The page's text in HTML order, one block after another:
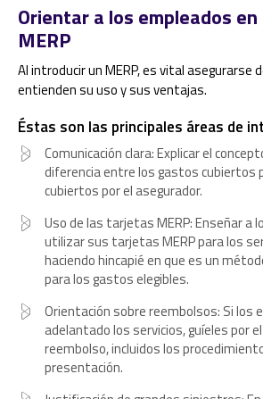
Orientar a los empleados
MERP
Al introducir un MERP, es vital asegurarse
entienden su uso y sus ventajas.
Éstas son las principales áreas de
Comunicación clara: Explicar el
diferencia entre los gastos cubiertos
cubiertos por el asegurador.
Uso de las tarjetas MERP: Enseñar a
utilizar sus tarjetas MERP para los
haciendo hincapié en que es un
para los gastos elegibles.
Orientación sobre reembolsos: Si los
adelantado los servicios, guíeles por
reembolso, incluidos los
presentación.